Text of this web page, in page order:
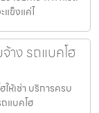
ข็งแค่ไ
าง รถแบคโฮ
ห้เช่า บริการครบ
แบคโฮ